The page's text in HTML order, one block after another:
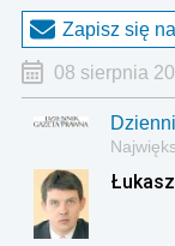
Zapisz się
08 sierpnia